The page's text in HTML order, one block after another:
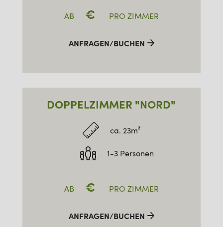
AB € PRO ZIMMER
ANFRAGEN/BUCHEN
DOPPELZIMMER "NORD"
ca. 23m²
1-3 Personen
AB € PRO ZIMMER
ANFRAGEN/BUCHEN